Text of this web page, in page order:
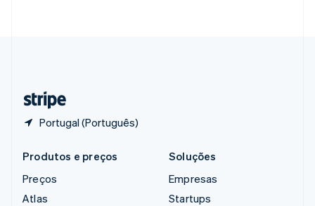
Portugal (Português)
Produtos e preços
Preços
Atlas
Soluções
Empresas
Startups